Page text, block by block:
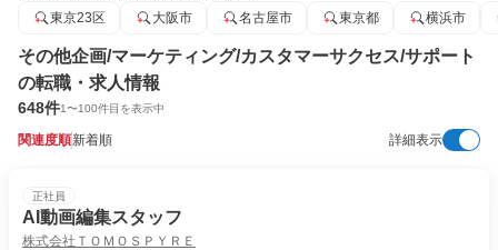
東京23区
大阪市 名古屋市 東京都 横浜市
その他企画/マーケティング/カスタマーサクセス/サポート
の転職・求人情報
648件1〜100件目を表示中
関連度順新着順 詳細表示
正社員
AI動画編集スタッフ
株式会社ＴＯＭＯＳＰＹＲＥ